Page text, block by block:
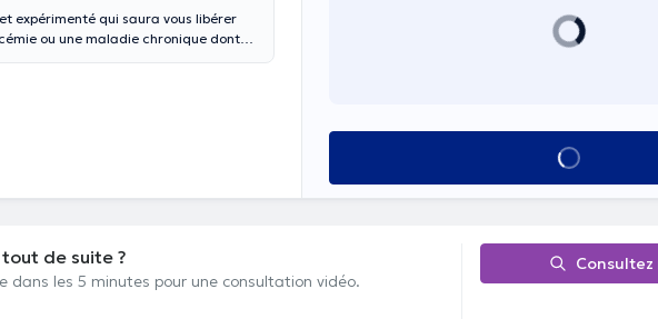
expérimenté qui saura vous libérer
ou une maladie chronique dont
des consultations vidéo tout au long
Voir tout
de suite ?
dans les 5 minutes pour une consultation vidéo.